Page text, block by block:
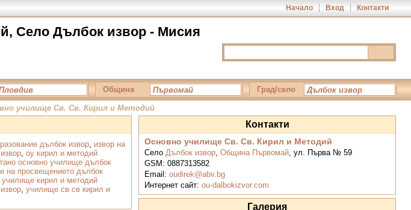
Село Дълбок извор - Мисия
Начало Вход Контакти
Община Град/село
училище Св. Св. Кирил и Методий
дълбок извор, извор на
, оу кирил и методий
основно училище дълбок
на просвещението дълбок
училище кирил и методий
, училище св св кирил и
Контакти
Основно училище Св. Св. Кирил и Методий
Село Дълбок извор, Община Първомай, ул. Първа № 59
GSM: 0887313582
Email: oudirek@abv.bg
Интернет сайт: ou-dalbokizvor.com
Галерия